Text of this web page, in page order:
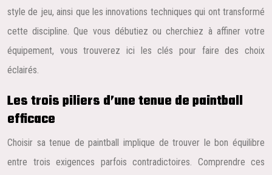
style de jeu, ainsi que les innovations techniques qui ont transformé
cette discipline. Que vous débutiez ou cherchiez à affiner votre
équipement, vous trouverez ici les clés pour faire des choix
éclairés.
Les trois piliers d’une tenue de paintball
efficace
Choisir sa tenue de paintball implique de trouver le bon équilibre
entre trois exigences parfois contradictoires. Comprendre ces